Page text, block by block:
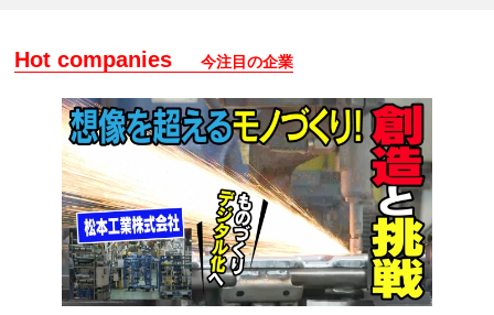
Hot companies 今注目の企業